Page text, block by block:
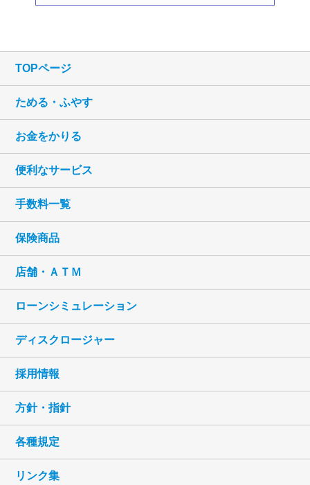
TOPページ
ためる・ふやす
お金をかりる
便利なサービス
手数料一覧
保険商品
店舗・ＡＴＭ
ローンシミュレーション
ディスクロージャー
採用情報
方針・指針
各種規定
リンク集